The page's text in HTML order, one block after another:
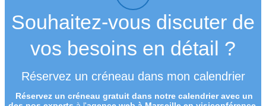
Souhaitez-vous discuter de
vos besoins en détail ?
Réservez un créneau dans mon calendrier
Réservez un créneau gratuit dans notre calendrier avec un